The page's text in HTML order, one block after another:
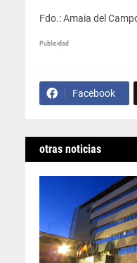
Fdo.: Amaia del
Publicidad
Facebook
otras noticias